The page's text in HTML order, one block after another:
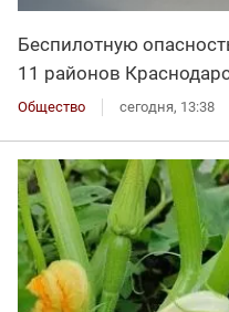
Беспилотную
11 районов
Общество сегодня, 13:38